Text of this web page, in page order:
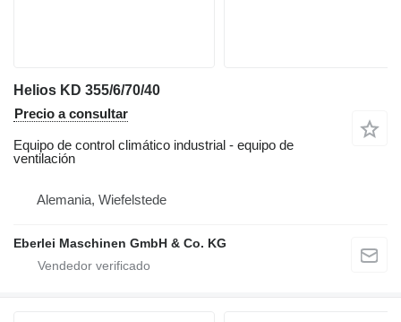
Helios KD 355/6/70/40
Precio a consultar
Equipo de control climático industrial - equipo de
ventilación
Alemania, Wiefelstede
Eberlei Maschinen GmbH & Co. KG